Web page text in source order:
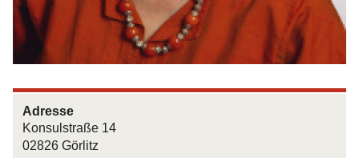
Adresse
Konsulstraße 14
02826 Görlitz